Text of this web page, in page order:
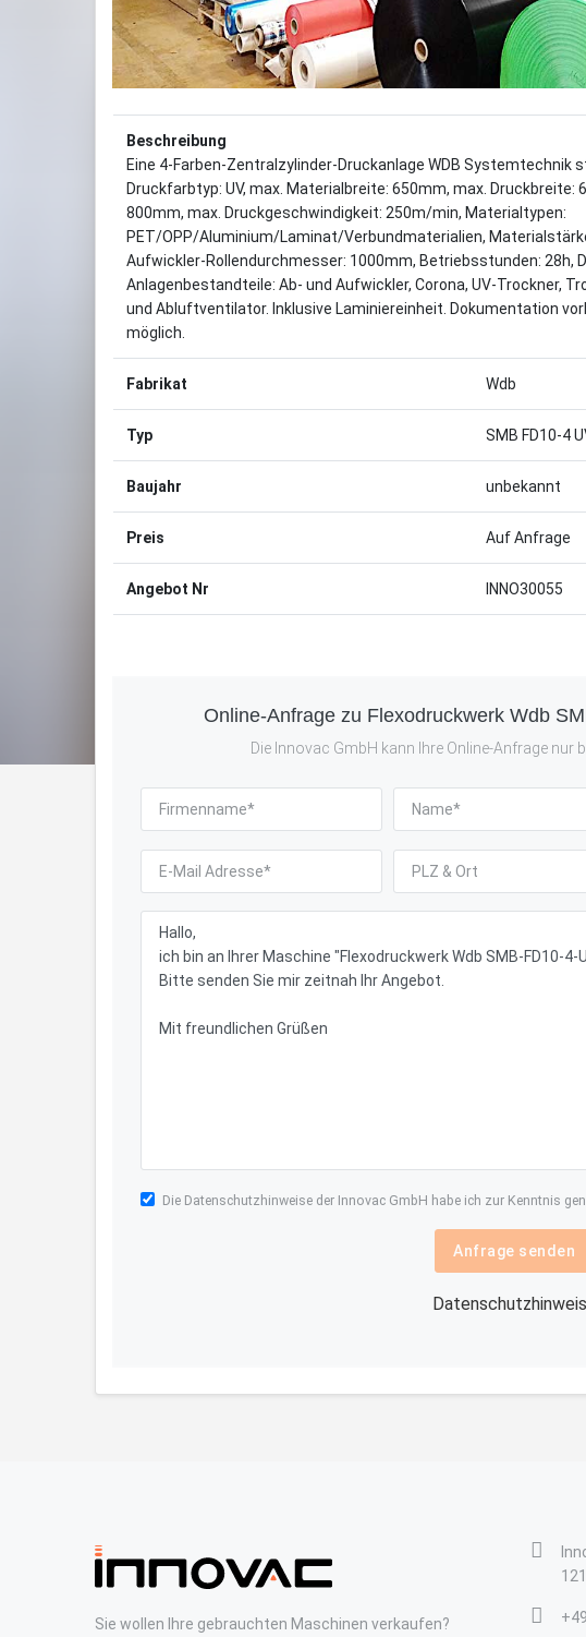
Beschreibung
Eine 4-Farben-Zentralzylinder-Druckanlage WDB Systemtechnik
Druckfarbtyp: UV, max. Materialbreite: 650mm, max. Druckbreite:
800mm, max. Druckgeschwindigkeit: 250m/min, Materialtypen:
PET/OPP/Aluminium/Laminat/Verbundmaterialien,
Aufwickler-Rollendurchmesser: 1000mm, Betriebsstunden: 28h,
Anlagenbestandteile: Ab- und Aufwickler, Corona, UV-Trockner,
und Abluftventilator. Inklusive Laminiereinheit. Dokumentation
möglich.
Fabrikat Wdb
Typ SMB FD10-4
Baujahr unbekannt
Preis Auf Anfrage
Angebot Nr INNO30055
Online-Anfrage zu Flexodruckwerk Wdb
Die Innovac GmbH kann Ihre Online-Anfrage nur
Die Datenschutzhinweise der Innovac GmbH habe ich zur Kenntnis
Anfrage senden
Sie wollen Ihre gebrauchten Maschinen verkaufen?